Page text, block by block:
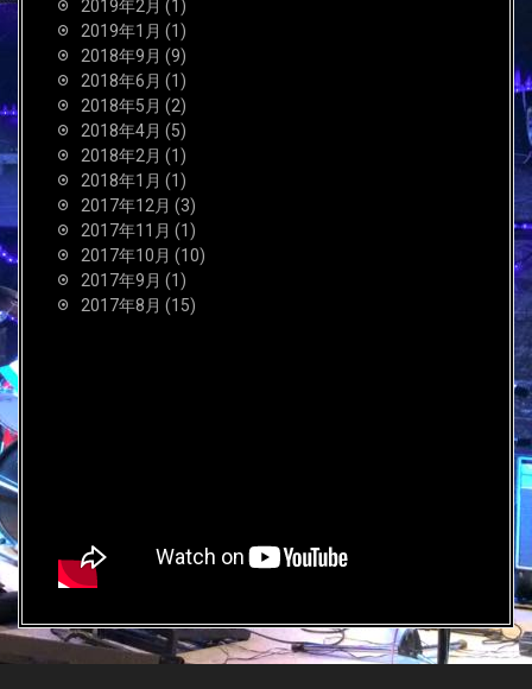
2019年2月 (1)
2019年1月 (1)
2018年9月 (9)
2018年6月 (1)
2018年5月 (2)
2018年4月 (5)
2018年2月 (1)
2018年1月 (1)
2017年12月 (3)
2017年11月 (1)
2017年10月 (10)
2017年9月 (1)
2017年8月 (15)